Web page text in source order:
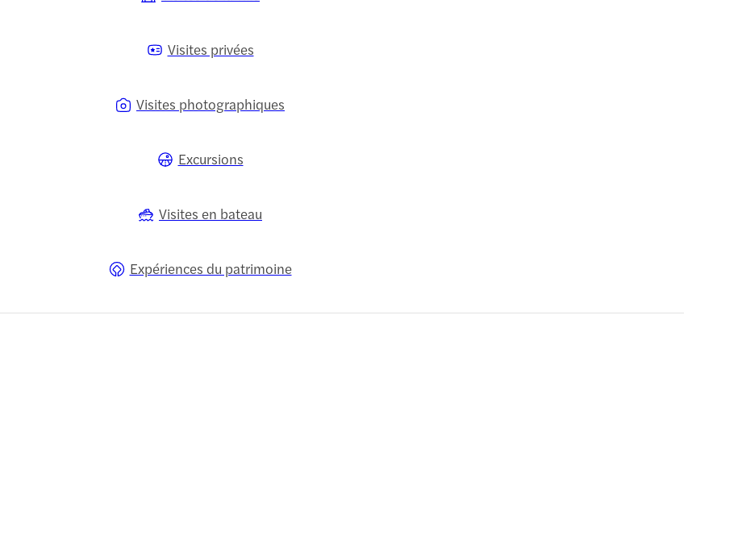
Visites privées
Visites photographiques
Excursions
Visites en bateau
Expériences du patrimoine